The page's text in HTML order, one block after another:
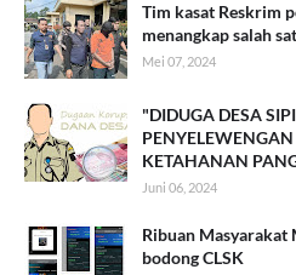
Tim kasat Reskrim
menangkap salah
Mei 07, 2024
"DIDUGA DESA
KETAHANAN
Juni 06, 2024
Ribuan Masyarakat
bodong CLSK